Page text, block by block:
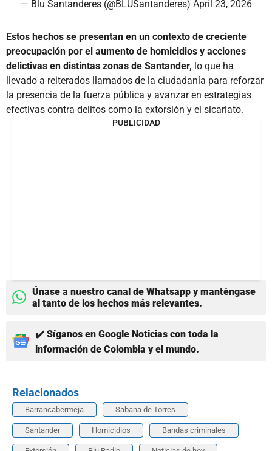
— Blu Santanderes (@BLUSantanderes) April 23, 2026
Estos hechos se presentan en un contexto de creciente
preocupación por el aumento de homicidios y acciones
delictivas en distintas zonas de Santander, lo que ha
llevado a reiterados llamados de la ciudadanía para reforzar
la presencia de la fuerza pública y avanzar en estrategias
efectivas contra delitos como la extorsión y el sicariato.
PUBLICIDAD
Únase a nuestro canal de Whatsapp y manténgase
al tanto de los hechos más relevantes.
✔️ Síganos en Google Noticias con toda la
información de Colombia y el mundo.
Relacionados
Barrancabermeja Sabana de Torres
Santander Homicidios Bandas criminales